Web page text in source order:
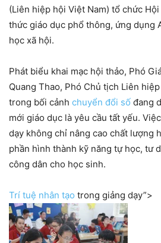
(Liên hiệp hội Việt Nam) tổ chức
thức giáo dục phổ thông, ứng dụng
học xã hội.
Phát biểu khai mạc hội thảo, Phó
Quang Thao, Phó Chủ tịch Liên
trong bối cảnh chuyển đổi số đang
mới giáo dục là yêu cầu tất yếu.
dạy không chỉ nâng cao chất lượng
phần hình thành kỹ năng tự học, tư
công dân cho học sinh.
Trí tuệ nhân tạo trong giảng dạy”>